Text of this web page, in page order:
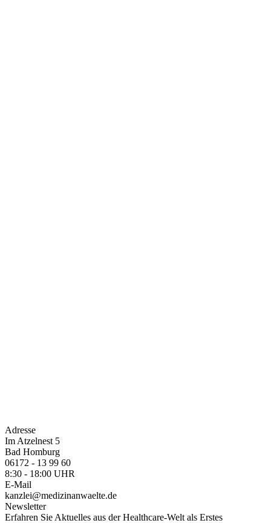
Adresse
Im Atzelnest 5
Bad Homburg
06172 - 13 99 60
8:30 - 18:00 UHR
E-Mail
kanzlei@medizinanwaelte.de
Newsletter
Erfahren Sie Aktuelles aus der Healthcare-Welt als Erstes